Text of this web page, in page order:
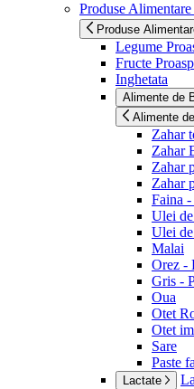
Produse Alimentare
Produse
Legume
Fructe
Inghetata
Alimente de
Alimente
Zahar
Zahar
Zahar
Zahar
Faina
Ulei
Ulei
Malai
Orez -
Gris -
Oua
Otet
Otet
Sare
Paste
Lactate